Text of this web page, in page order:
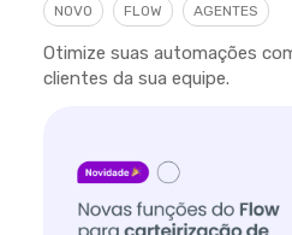
NOVO FLOW AGENTES
Otimize suas automações
clientes da sua equipe.